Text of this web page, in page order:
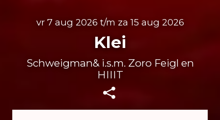
Klei
vr 7 aug 2026 t/m za 15 aug 2026
Schweigman& i.s.m. Zoro Feigl en
HIIIT